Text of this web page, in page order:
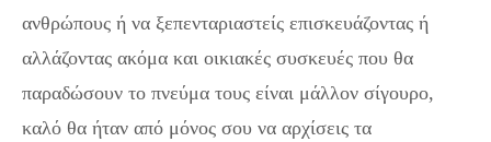
ανθρώπους ή να ξεπενταριαστείς επισκευάζοντας ή
αλλάζοντας ακόμα και οικιακές συσκευές που θα
παραδώσουν το πνεύμα τους είναι μάλλον σίγουρο,
καλό θα ήταν από μόνος σου να αρχίσεις τα